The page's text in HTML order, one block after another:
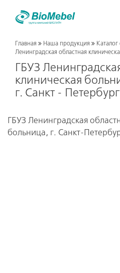
Главная Наша продукция
Ленинградская областная
ГБУЗ
клиническая
г. Санкт - Петербург
ГБУЗ Ленинградская
больница, г. Санкт-